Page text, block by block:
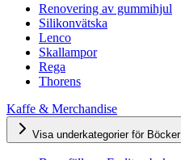
Renovering av gummihjul
Silikonvätska
Lenco
Skallampor
Rega
Thorens
Kaffe & Merchandise
Visa underkategorier för